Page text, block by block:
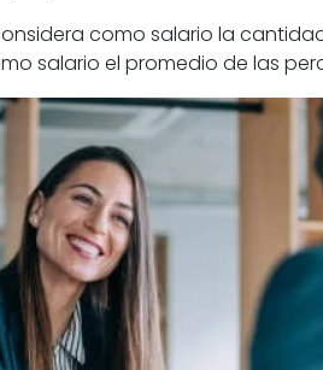
como salario la
salario el promedio de las